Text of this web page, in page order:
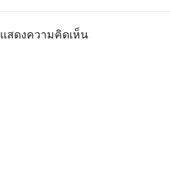
แสดงความคิดเห็น